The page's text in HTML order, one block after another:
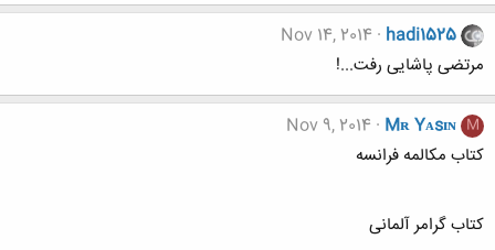
hadi1525
Nov 14, 2014
مرتضی پاشایی رفت...!
M
Mʀ Yᴀsɪɴ
Nov 9, 2014
کتاب مکالمه فرانسه
کتاب گرامر آلمانی